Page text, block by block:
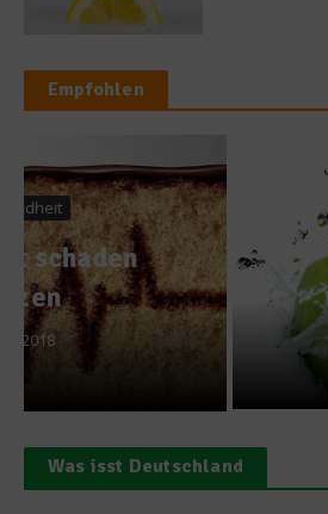
Empfohlen
Sporternährung
Getränke beim
welche sind die
23. August 2010
Was isst Deutschland